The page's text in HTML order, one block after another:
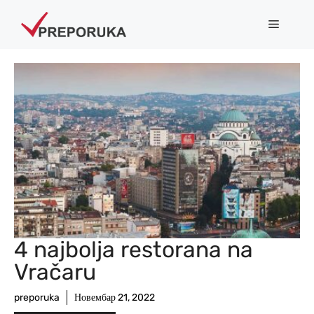
Menu
4 najbolja restorana na
Vračaru
preporuka Новембар 21, 2022